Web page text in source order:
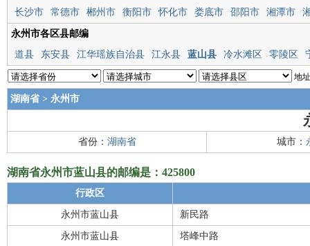
长沙市
常德市 郴州市 衡阳市 怀化市 娄底市 邵阳市 湘潭市
永州市各区县邮编
道县
东安县 江华瑶族自治县 江永县 蓝山县 冷水滩区 零陵区
地
湖南省> 永州市
省份： 湖南省 城市：
湖南省永州市蓝山县的邮编是：425800
行政区
永州市蓝山县 新民路
永州市蓝山县 塔峰中路